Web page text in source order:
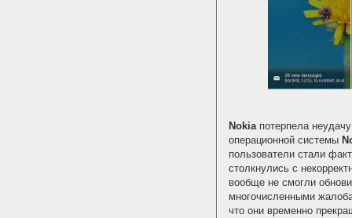
Nokiaпотерпела
операционной системы
пользователи стали
столкнулись с
вообще не смогли
многочисленными
что они временно